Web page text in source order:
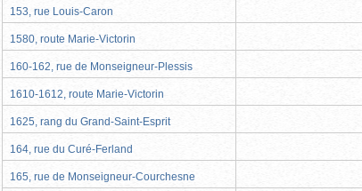
153, rue Louis-Caron
1580, route Marie-Victorin
160-162, rue de Monseigneur-Plessis
1610-1612, route Marie-Victorin
1625, rang du Grand-Saint-Esprit
164, rue du Curé-Ferland
165, rue de Monseigneur-Courchesne